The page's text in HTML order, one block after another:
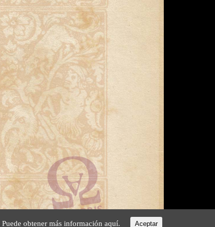
Puede obtener más información aquí. Aceptar